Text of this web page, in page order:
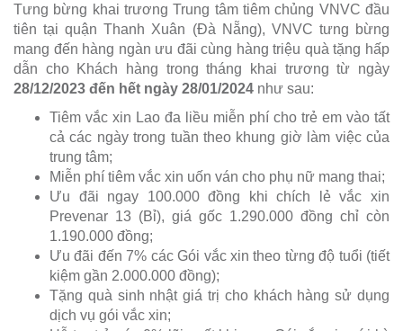
Tưng bừng khai trương Trung tâm tiêm chủng VNVC đầu
tiên tại quận Thanh Xuân (Đà Nẵng), VNVC tưng bừng
mang đến hàng ngàn ưu đãi cùng hàng triệu quà tặng hấp
dẫn cho Khách hàng trong tháng khai trương từ ngày
28/12/2023 đến hết ngày 28/01/2024 như sau:
Tiêm vắc xin Lao đa liều miễn phí cho trẻ em vào tất
cả các ngày trong tuần theo khung giờ làm việc của
trung tâm;
Miễn phí tiêm vắc xin uốn ván cho phụ nữ mang thai;
Ưu đãi ngay 100.000 đồng khi chích lẻ vắc xin
Prevenar 13 (Bỉ), giá gốc 1.290.000 đồng chỉ còn
1.190.000 đồng;
Ưu đãi đến 7% các Gói vắc xin theo từng độ tuổi (tiết
kiệm gần 2.000.000 đồng);
Tặng quà sinh nhật giá trị cho khách hàng sử dụng
dịch vụ gói vắc xin;